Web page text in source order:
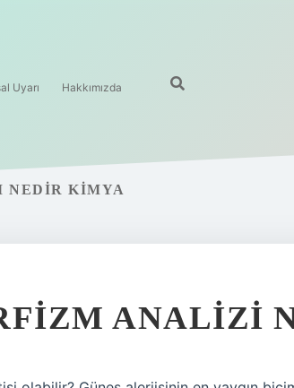
Uyarı Hakkımızda
NEDIR KIMYA
ANALIZI